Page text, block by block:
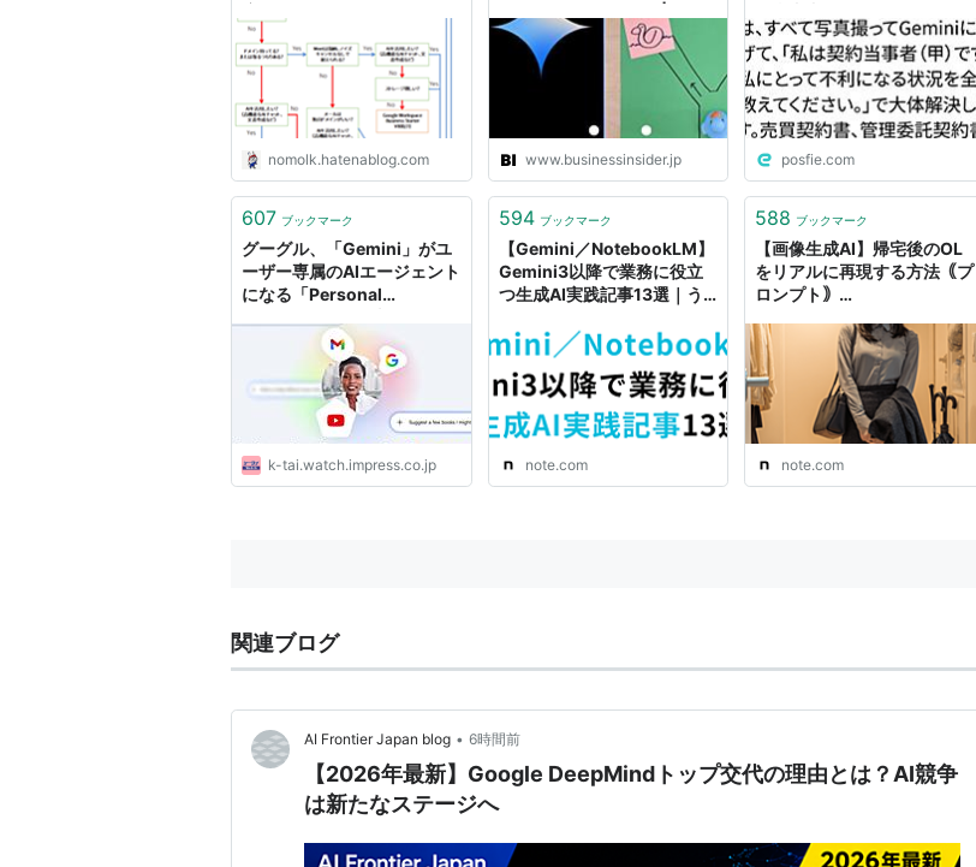
/ Google AI / Google
Workspace の比較）
Google Workspace使うと
Geminiが格安 - nomolkの
ブログ
nomolk.hatenablog.com
Business Insider Japan
www.businessinsider.jp
って不利になる状況を全て教
えてください。」で大体解決
します。売買契約書、管理委
託契約書、賃貸借契約書、全
部に使える。
posfie.com
607 ブックマーク
グーグル、「Gemini」がユ
ーザー専属のAIエージェント
になる「Personal
k-tai.watch.impress.co.jp
594 ブックマーク
【Gemini／NotebookLM】
Gemini3以降で業務に役立
つ生成AI実践記事13選｜う
note.com
588 ブックマーク
【画像生成AI】帰宅後のOL
をリアルに再現する方法｟プ
ロンプト｠
GPT/Whisk/imagen4/Gem
ini/生成AI/AI美女/副業/AI副
業/Nan｜AI かわき｜世界一
優しいAI画像生成の解説
note.com
関連ブログ
AI Frontier Japan blog • 6時間前
【2026年最新】Google DeepMindトップ交代の理由とは？AI競争
は新たなステージへ